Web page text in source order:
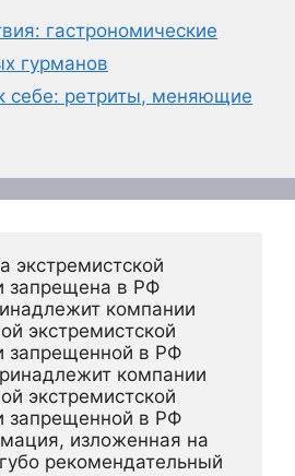
гастрономические
гурманов
себе: ретриты, меняющие
экстремистской
запрещена в РФ
компании
экстремистской
запрещенной в РФ
компании
экстремистской
запрещенной в РФ
изложенная на
рекомендательный